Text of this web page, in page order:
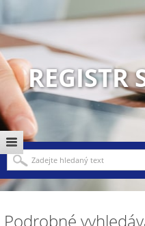
REGISTR
Podrobné